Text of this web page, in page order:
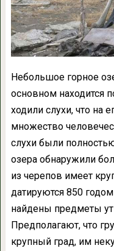
Небольшое горное
основном находится
ходили слухи, что на
множество
слухи были
озера обнаружили
из черепов имеет
датируются 850
найдены предметы
Предполагают, что
крупный град, им